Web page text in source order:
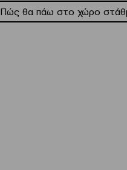
Πώς θα πάω στο χώρο